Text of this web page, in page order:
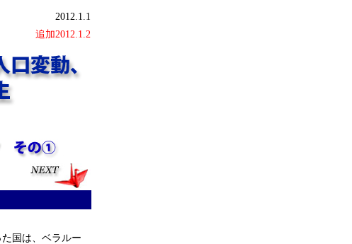
2012.1.1
追加2012.1.2
た国は、ベラルー